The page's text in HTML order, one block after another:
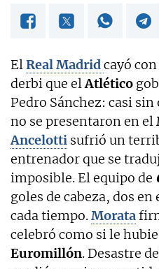
ElReal Madridcayó
derbi que elAtlético
Pedro Sánchez: casi
no se presentaron en el
Ancelotti sufrió un
entrenador que se
imposible. El equipo de
goles de cabeza, dos
cada tiempo.Morata
celebró como si le
Euromillón. Desastre